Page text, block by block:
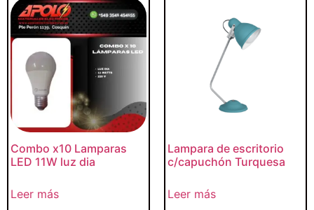
Combo x10 Lamparas
LED 11W luz dia
Leer más
Lampara de escritorio
c/capuchón Turquesa
Leer más